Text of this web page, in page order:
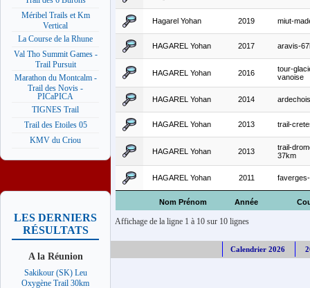
Méribel Trails et Km
Vertical
La Course de la Rhune
Val Tho Summit Games -
Trail Pursuit
Marathon du Montcalm -
Trail des Novis -
PICaPICA
TIGNES Trail
Trail des Etoiles 05
KMV du Criou
LES DERNIERS
RÉSULTATS
A la Réunion
Sakikour (SK) Leu
Oxygène Trail 30km
Nom Prénom Année
Hagarel Yohan 2019 miut-
HAGAREL Yohan 2017 aravis-
HAGAREL Yohan 2016
tour-
vanoise
HAGAREL Yohan 2014
HAGAREL Yohan 2013 trail-
HAGAREL Yohan 2013
trail-
37km
HAGAREL Yohan 2011
Affichage de la ligne 1 à 10 sur 10 lignes
Calendrier 2026